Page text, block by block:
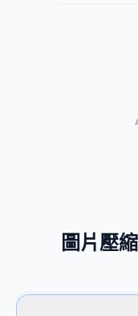
圖片壓